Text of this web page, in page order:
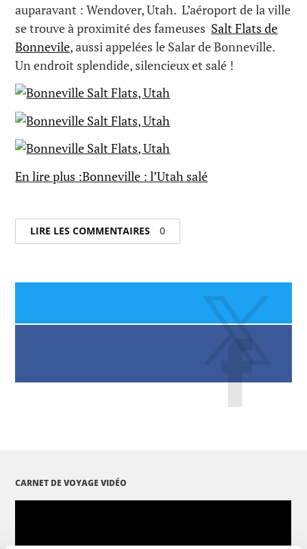
auparavant : Wendover, Utah. L’aéroport de la ville
se trouve à proximité des fameuses Salt Flats de
Bonnevile, aussi appelées le Salar de Bonneville.
Un endroit splendide, silencieux et salé !
En lire plus :Bonneville : l’Utah salé
LIRE LES COMMENTAIRES 0
CARNET DE VOYAGE VIDÉO